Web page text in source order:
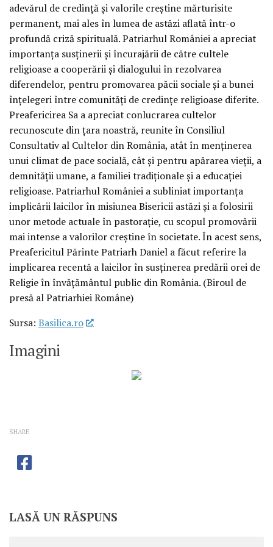
adevărul de credinţă şi valorile creştine mărturisite
permanent, mai ales în lumea de astăzi aflată într-o
profundă criză spirituală. Patriarhul României a apreciat
importanţa susţinerii şi încurajării de către cultele
religioase a cooperării şi dialogului în rezolvarea
diferendelor, pentru promovarea păcii sociale şi a bunei
înţelegeri între comunităţi de credinţe religioase diferite.
Preafericirea Sa a apreciat conlucrarea cultelor
recunoscute din ţara noastră, reunite în Consiliul
Consultativ al Cultelor din România, atât în menţinerea
unui climat de pace socială, cât şi pentru apărarea vieţii, a
demnităţii umane, a familiei tradiționale şi a educaţiei
religioase. Patriarhul României a subliniat importanţa
implicării laicilor în misiunea Bisericii astăzi şi a folosirii
unor metode actuale în pastoraţie, cu scopul promovării
mai intense a valorilor creştine în societate. În acest sens,
Preafericitul Părinte Patriarh Daniel a făcut referire la
implicarea recentă a laicilor în susţinerea predării orei de
Religie în învăţământul public din România. (Biroul de
presă al Patriarhiei Române)
Sursa: Basilica.ro
Imagini
SHARE
LASĂ UN RĂSPUNS